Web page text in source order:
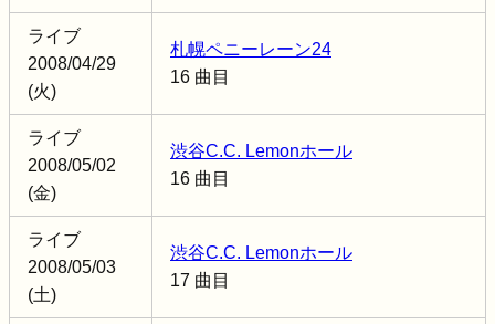
ライブ
2008/04/29
(火)
札幌ペニーレーン24
16 曲目
ライブ
2008/05/02
(金)
渋谷C.C. Lemonホール
16 曲目
ライブ
2008/05/03
(土)
渋谷C.C. Lemonホール
17 曲目